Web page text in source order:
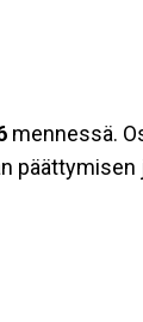
mennessä.
päättymisen